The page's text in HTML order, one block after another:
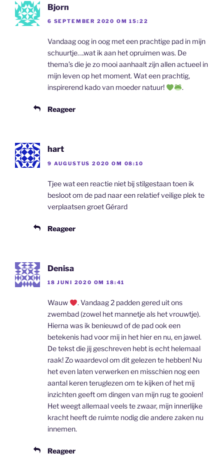
Bjorn
6 SEPTEMBER 2020 OM 15:22
Vandaag oog in oog met een prachtige pad in mijn
schuurtje….wat ik aan het opruimen was. De
thema’s die je zo mooi aanhaalt zijn allen actueel in
mijn leven op het moment. Wat een prachtig,
inspirerend kado van moeder natuur!
.
Reageer
hart
9 AUGUSTUS 2020 OM 08:10
Tjee wat een reactie niet bij stilgestaan toen ik
besloot om de pad naar een relatief veilige plek te
verplaatsen groet Gérard
Reageer
Denisa
18 JUNI 2020 OM 18:41
Wauw
. Vandaag 2 padden gered uit ons
zwembad (zowel het mannetje als het vrouwtje).
Hierna was ik benieuwd of de pad ook een
betekenis had voor mij in het hier en nu, en jawel.
De tekst die jij geschreven hebt is echt helemaal
raak! Zo waardevol om dit gelezen te hebben! Nu
het even laten verwerken en misschien nog een
aantal keren teruglezen om te kijken of het mij
inzichten geeft om dingen van mijn rug te gooien!
Het weegt allemaal veels te zwaar, mijn innerlijke
kracht heeft de ruimte nodig die andere zaken nu
innemen.
Reageer